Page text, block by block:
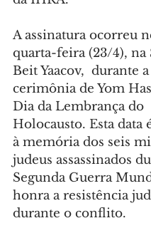
A assinatura ocorreu
quarta-feira (23/4), na
Beit Yaacov,  durante a
cerimônia de Yom
Dia da Lembrança do
Holocausto. Esta data
à memória dos seis
judeus assassinados
Segunda Guerra
honra a resistência
durante o conflito.